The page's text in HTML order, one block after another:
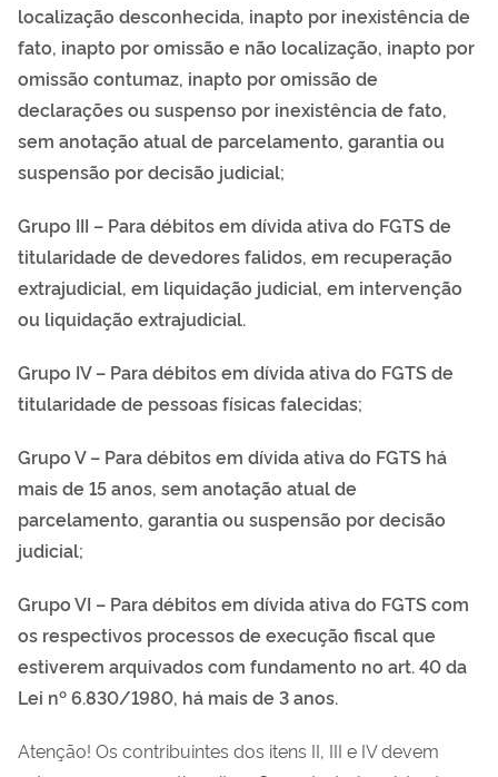
localização desconhecida, inapto por inexistência de
fato, inapto por omissão e não localização, inapto por
omissão contumaz, inapto por omissão de
declarações ou suspenso por inexistência de fato,
sem anotação atual de parcelamento, garantia ou
suspensão por decisão judicial;
Grupo III – Para débitos em dívida ativa do FGTS de
titularidade de devedores falidos, em recuperação
extrajudicial, em liquidação judicial, em intervenção
ou liquidação extrajudicial.
Grupo IV – Para débitos em dívida ativa do FGTS de
titularidade de pessoas físicas falecidas;
Grupo V – Para débitos em dívida ativa do FGTS há
mais de 15 anos, sem anotação atual de
parcelamento, garantia ou suspensão por decisão
judicial;
Grupo VI – Para débitos em dívida ativa do FGTS com
os respectivos processos de execução fiscal que
estiverem arquivados com fundamento no art. 40 da
Lei nº 6.830/1980, há mais de 3 anos.
Atenção! Os contribuintes dos itens II, III e IV devem